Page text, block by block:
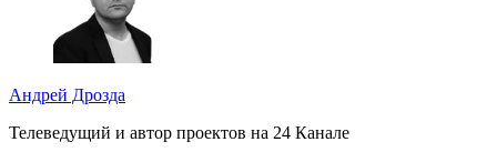
Андрей Дрозда
Телеведущий и автор проектов на 24 Канале